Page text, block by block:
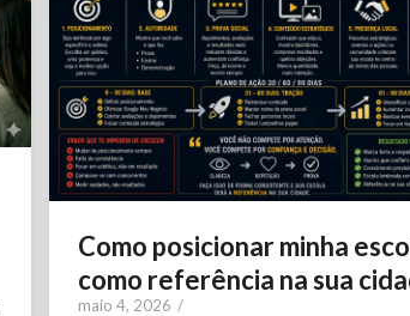
Como posicionar minha
como referência na sua
maio 4, 2026 /